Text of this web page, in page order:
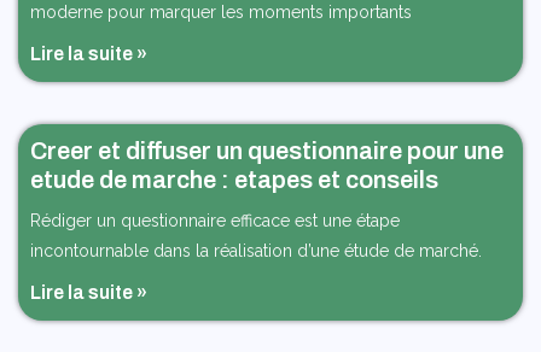
moderne pour marquer les moments importants
Lire la suite »
Creer et diffuser un questionnaire pour une
etude de marche : etapes et conseils
Rédiger un questionnaire efficace est une étape
incontournable dans la réalisation d’une étude de marché.
Lire la suite »